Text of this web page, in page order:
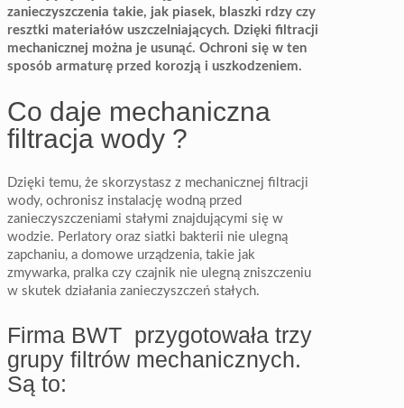
zanieczyszczenia takie, jak piasek, blaszki rdzy czy
resztki materiałów uszczelniających. Dzięki filtracji
mechanicznej można je usunąć. Ochroni się w ten
sposób armaturę przed korozją i uszkodzeniem.
Co daje mechaniczna
filtracja wody ?
Dzięki temu, że skorzystasz z mechanicznej filtracji
wody, ochronisz instalację wodną przed
zanieczyszczeniami stałymi znajdującymi się w
wodzie. Perlatory oraz siatki bakterii nie ulegną
zapchaniu, a domowe urządzenia, takie jak
zmywarka, pralka czy czajnik nie ulegną zniszczeniu
w skutek działania zanieczyszczeń stałych.
Firma BWT przygotowała trzy
grupy filtrów mechanicznych.
Są to: